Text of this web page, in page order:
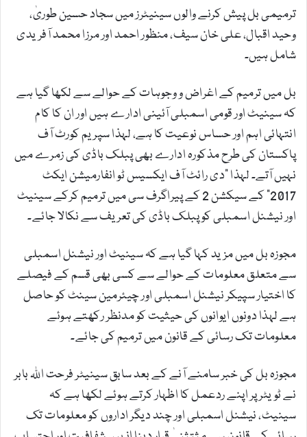
ترمیمی بل پیش کرنے والوں سینیٹرز میں سجاد حسین طوریٰ،
وحید اقبال، علی خان سیف، منظور احمد اور مرزا محمد آفریدی
شامل ہیں۔
بل میں ترمیم کے اغراض و وجوہات کے حوالے سے لکھا گیا ہے
کہ سینیٹ اور قومی اسمبلی آئینی ادارے ہیں اور ان کا کام
انتہائی اہم اور حساس نوعیت کا ہے، لہذا سپریم کورٹ آف
پاکستان کی طرح مذکورہ ادارے بھی پبلک باڈی کی زمرے میں
نہیں آتے۔ لہذا "دی رائٹ آف ایکسیس ٹو انفارمیشن ایکٹ
2017” کے سیکشن 2 کے پیراگرف سی میں ترمیم کرکے سینیٹ
اور نیشنل اسمبلی کو پبلک باڈی کی تعریف سے نکالا جائے۔
مجوزہ بل میں مزید کہا گیا ہے کہ سینیٹ اور نیشنل اسمبلی
سے متعلق معلومات کے حوالے سے کسی بھی قسم کے فیصلے
کا اختیار سپیکر نیشنل اسمبلی اور چیئرمین سینٹ کو حاصل
ہے لہذا دونوں ایوانوں کی حیثیت کو مدنظر رکھتے ہوئے
معلومات تک رسائی کے قانون میں ترمیم کی جائے۔
مجوزہ بل کی خبر سامنے آنے کے بعد سابق سینیٹر فرحت اللہ بابر
نے ٹویٹر پر اپنے ردعمل کا اظہار کرتے ہوئے لکھا ہے کہ
سینیٹ، نیشنل اسمبلی اور چند دیگر اداروں کو معلومات تک